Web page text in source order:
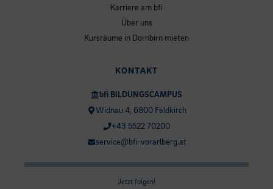
Karriere am bfi
Über uns
Kursräume in Dornbirn mieten
KONTAKT
bfi BILDUNGSCAMPUS
Widnau 4, 6800 Feldkirch
+43 5522 70200
service@bfi-vorarlberg.at
Jetzt folgen!